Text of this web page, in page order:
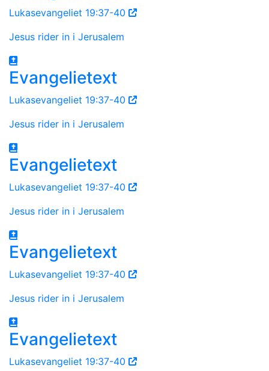
Lukasevangeliet 19:37-40
Jesus rider in i Jerusalem
Evangelietext
Lukasevangeliet 19:37-40
Jesus rider in i Jerusalem
Evangelietext
Lukasevangeliet 19:37-40
Jesus rider in i Jerusalem
Evangelietext
Lukasevangeliet 19:37-40
Jesus rider in i Jerusalem
Evangelietext
Lukasevangeliet 19:37-40